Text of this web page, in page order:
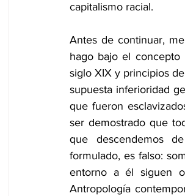
capitalismo racial.
Antes de continuar,
hago bajo el
siglo XIX y principios
supuesta inferioridad
que fueron
ser demostrado que
que descendemos
formulado, es falso:
entorno a él siguen
Antropología